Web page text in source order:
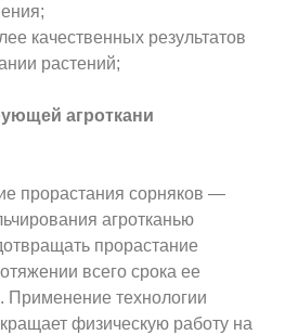
качественных результатов
растений;
агроткани
прорастания сорняков —
агротканью
прорастание
всего срока ее
Применение технологии
физическую работу на